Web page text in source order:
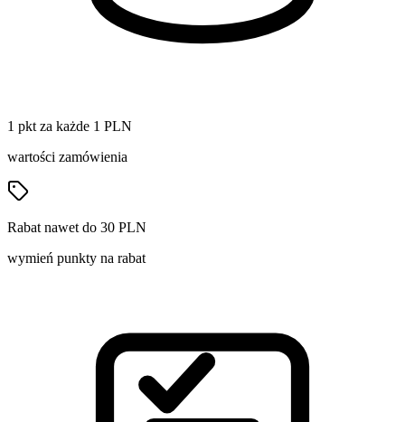
1 pkt za każde 1 PLN
wartości zamówienia
Rabat nawet do 30 PLN
wymień punkty na rabat